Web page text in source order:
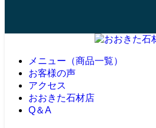
メニュー（商品一覧）
お客様の声
アクセス
おおきた石材店
Q＆A